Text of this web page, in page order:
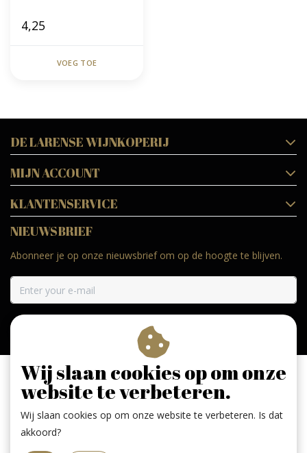
4,25
VOEG TOE
DE LARENSE WIJNKOPERIJ
MIJN ACCOUNT
KLANTENSERVICE
NIEUWSBRIEF
Abonneer je op onze nieuwsbrief om op de hoogte te blijven.
Geniet, maar drink met mate. Geen 18 geen alcohol
Wij slaan cookies op om onze
website te verbeteren.
Wij slaan cookies op om onze website te verbeteren. Is dat
akkoord?